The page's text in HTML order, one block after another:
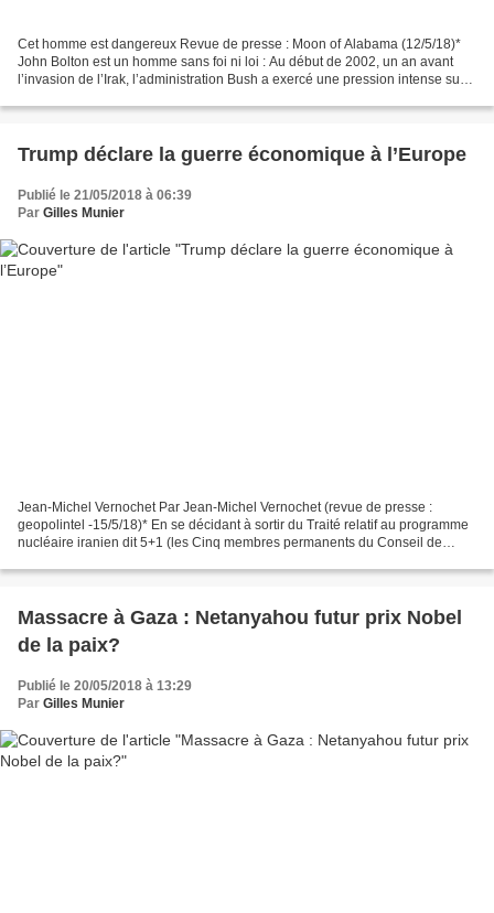
Cet homme est dangereux Revue de presse : Moon of Alabama (12/5/18)*
John Bolton est un homme sans foi ni loi : Au début de 2002, un an avant
l’invasion de l’Irak, l’administration Bush a exercé une pression intense sur
Trump déclare la guerre économique à l’Europe
Publié le 21/05/2018 à 06:39
Par Gilles Munier
Jean-Michel Vernochet Par Jean-Michel Vernochet (revue de presse :
geopolintel -15/5/18)* En se décidant à sortir du Traité relatif au programme
nucléaire iranien dit 5+1 (les Cinq membres permanents du Conseil de
Massacre à Gaza : Netanyahou futur prix Nobel
de la paix?
Publié le 20/05/2018 à 13:29
Par Gilles Munier